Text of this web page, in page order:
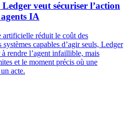
veut sécuriser l’action
IA
réduit le coût des
capables d’agir seuls, Ledger
rendre l’agent infaillible, mais
et le moment précis où une
acte.